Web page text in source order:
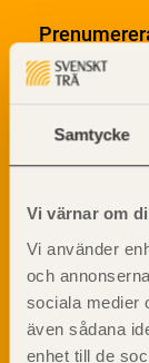
Samtycke
Vi värnar om
Vi använder
och
sociala medier
även sådana
enhet till de